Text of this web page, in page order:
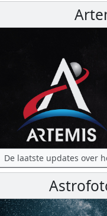
De laatste updates over